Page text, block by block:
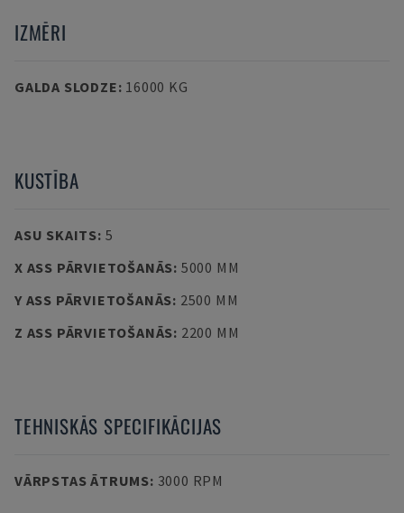
IZMĒRI
GALDA SLODZE: 16000 KG
KUSTĪBA
ASU SKAITS: 5
X ASS PĀRVIETOŠANĀS: 5000 MM
Y ASS PĀRVIETOŠANĀS: 2500 MM
Z ASS PĀRVIETOŠANĀS: 2200 MM
TEHNISKĀS SPECIFIKĀCIJAS
VĀRPSTAS ĀTRUMS: 3000 RPM